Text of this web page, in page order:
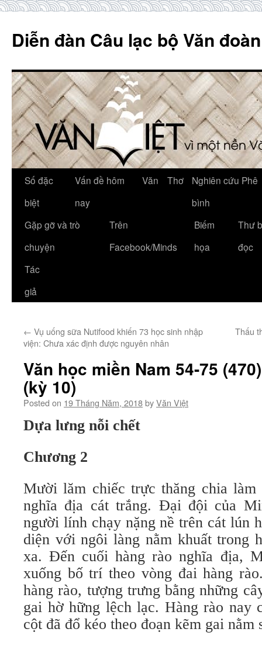
content
Diễn đàn Câu lạc bộ Văn
Số đặc
biệt
Vấn đề hôm
nay
Văn Thơ
Nghiên cứu Phê
bình
Gặp gỡ và trò
chuyện
Trên
Facebook/Minds
Biếm
họa
Thư
đọc
Tác
giả
← Vụ uống sữa Nutifood khiến 73 học sinh nhập
viện: Chưa xác định được nguyên nhân
Thấu
Văn học miền Nam 54-75
(kỳ 10)
Posted on 19 Tháng Năm, 2018byVăn Việt
Dựa lưng nỗi chết
Chương 2
Mười lăm chiếc trực thăng chia làm
nghĩa địa cát trắng. Đại đội của
người lính chạy nặng nề trên cát lún
diện với ngôi làng nằm khuất trong
xa. Đến cuối hàng rào nghĩa địa,
xuống bố trí theo vòng đai hàng
hàng rào, tượng trưng bằng những
gai hờ hững lệch lạc. Hàng rào nay
cột đã đổ kéo theo đoạn kẽm gai nằm